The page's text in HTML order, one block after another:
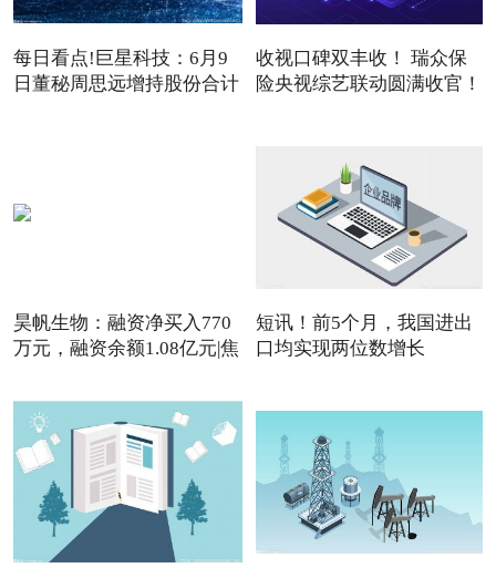
每日看点!巨星科技：6月9
日董秘周思远增持股份合计
收视口碑双丰收！ 瑞众保
险央视综艺联动圆满收官！
昊帆生物：融资净买入770
万元，融资余额1.08亿元|焦
短讯！前5个月，我国进出
口均实现两位数增长